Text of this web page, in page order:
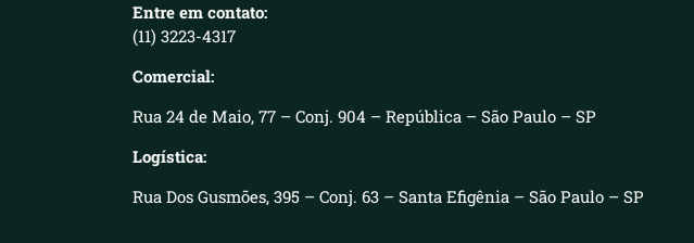
Entre em contato:
(11) 3223-4317
Comercial:
Rua 24 de Maio, 77 – Conj. 904 – República – São Paulo – SP
Logística:
Rua Dos Gusmões, 395 – Conj. 63 – Santa Efigênia – São Paulo – SP